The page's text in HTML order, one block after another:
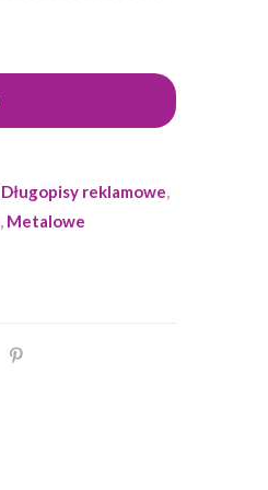
Długopisy reklamowe,
, Metalowe